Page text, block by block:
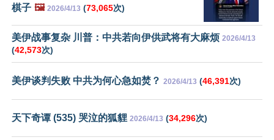
棋子 🖼️ 2026/4/13 (73,065次)
美伊战事复杂 川普：中共若向伊供武将有大麻烦 2026/4/13
(42,573次)
美伊谈判失败 中共为何心急如焚？ 2026/4/13 (46,391次)
天下奇谭 (535) 哭泣的狐貍 2026/4/13 (34,296次)